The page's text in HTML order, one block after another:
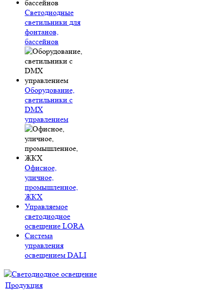
Светодиодные
светильники для
фонтанов,
бассейнов
Оборудование,
светильники с
DMX
управлением
Офисное,
уличное,
промышленное,
ЖКХ
Управляемое
светодиодное
освещение LORA
Система
управления
освещением DALI
Продукция